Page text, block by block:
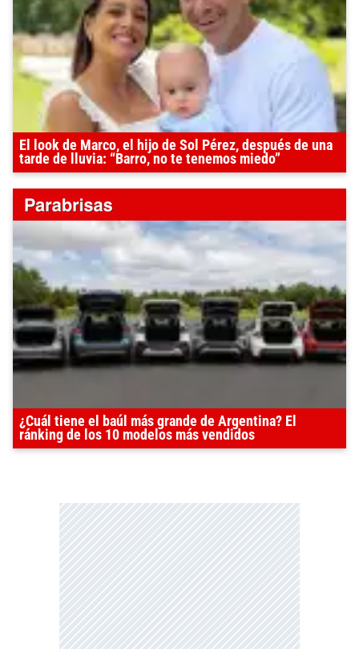
El look de Marco, el hijo de Sol Pérez, después de una
tarde de lluvia: “Barro, no te tenemos miedo”
¿Cuál tiene el baúl más grande de Argentina? El
ránking de los 10 modelos más vendidos